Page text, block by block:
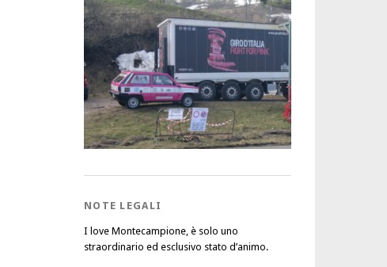
NOTE LEGALI
I love Montecampione, è solo uno
straordinario ed esclusivo stato d’animo.